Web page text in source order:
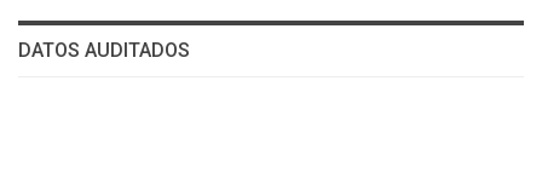
DATOS AUDITADOS